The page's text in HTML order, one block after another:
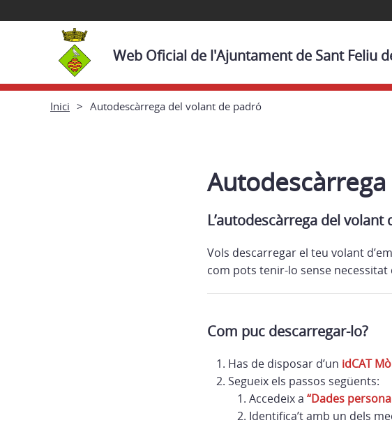
Web Oficial de l'Ajuntament de Sant Feliu
Inici Autodescàrrega del volant de padró
L’autodescàrrega del
Vols descarregar el teu volant
com pots tenir-lo sense necessitat
Com puc descarregar-lo?
Has de disposar d’un idCAT
Segueix els passos següents:
Accedeix a “Dades
Identifica’t amb un dels